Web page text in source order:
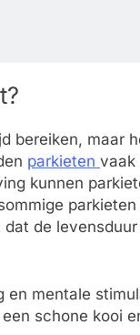
bereiken, maar
parkieten vaak
kunnen
de
en mentale
schone kooi